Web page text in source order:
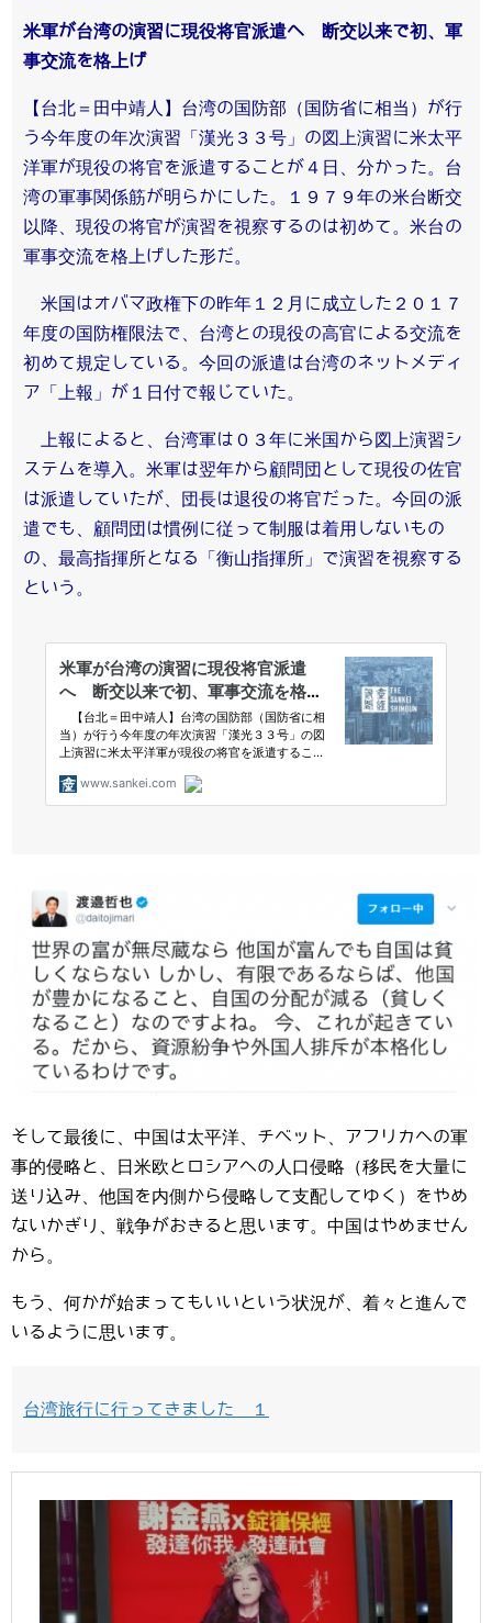
米軍が台湾の演習に現役将官派遣へ 断交以来で初、軍
事交流を格上げ
【台北＝田中靖人】台湾の国防部（国防省に相当）が行
う今年度の年次演習「漢光３３号」の図上演習に米太平
洋軍が現役の将官を派遣することが４日、分かった。台
湾の軍事関係筋が明らかにした。１９７９年の米台断交
以降、現役の将官が演習を視察するのは初めて。米台の
軍事交流を格上げした形だ。
米国はオバマ政権下の昨年１２月に成立した２０１７
年度の国防権限法で、台湾との現役の高官による交流を
初めて規定している。今回の派遣は台湾のネットメディ
ア「上報」が１日付で報じていた。
上報によると、台湾軍は０３年に米国から図上演習シ
ステムを導入。米軍は翌年から顧問団として現役の佐官
は派遣していたが、団長は退役の将官だった。今回の派
遣でも、顧問団は慣例に従って制服は着用しないもの
の、最高指揮所となる「衡山指揮所」で演習を視察する
という。
そして最後に、中国は太平洋、チベット、アフリカへの軍
事的侵略と、日米欧とロシアへの人口侵略（移民を大量に
送り込み、他国を内側から侵略して支配してゆく）をやめ
ないかぎり、戦争がおきると思います。中国はやめません
から。
もう、何かが始まってもいいという状況が、着々と進んで
いるように思います。
台湾旅行に行ってきました １